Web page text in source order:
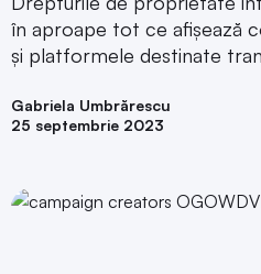
în aproape tot ce afișează
și platformele destinate
Gabriela Umbrărescu
25 septembrie 2023